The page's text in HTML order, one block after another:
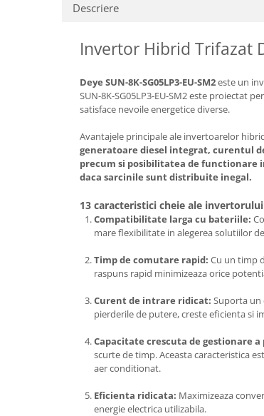
Descriere
Invertor Hibrid Trifazat
Deye SUN-8K-SG05LP3-EU-SM2este un
SUN-8K-SG05LP3-EU-SM2este proiectat
satisface nevoile energetice diverse.
Avantajele principale ale invertoarelor
generatoare diesel integrat, curentul
precum si posibilitatea de functionare
daca sarcinile sunt distribuite inegal.
13 caracteristici cheie ale
Compatibilitate larga cu bateriile:
mare flexibilitate in alegerea solutiilor
Timp de comutare rapid: Cu un timp
raspuns rapid minimizeaza orice
Curent de intrare ridicat: Suporta un
pierderile de putere, creste eficienta si
Capacitate crescuta de gestionare
scurte de timp. Aceasta caracteristica
aer conditionat.
Eficienta ridicata: Maximizeaza
energie electrica utilizabila.